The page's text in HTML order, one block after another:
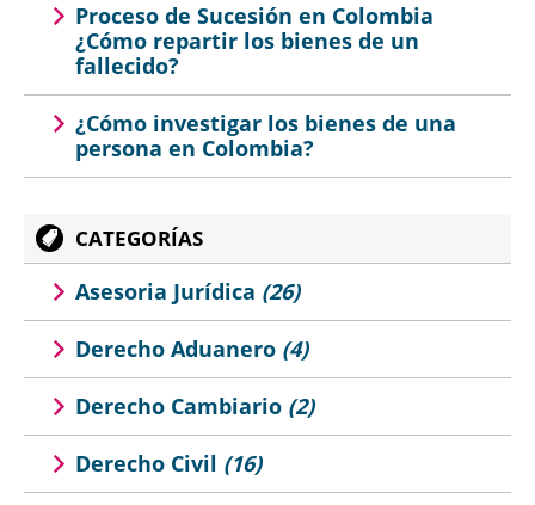
Proceso de Sucesión en Colombia
¿Cómo repartir los bienes de un
fallecido?
¿Cómo investigar los bienes de una
persona en Colombia?
CATEGORÍAS
Asesoria Jurídica (26)
Derecho Aduanero (4)
Derecho Cambiario (2)
Derecho Civil (16)